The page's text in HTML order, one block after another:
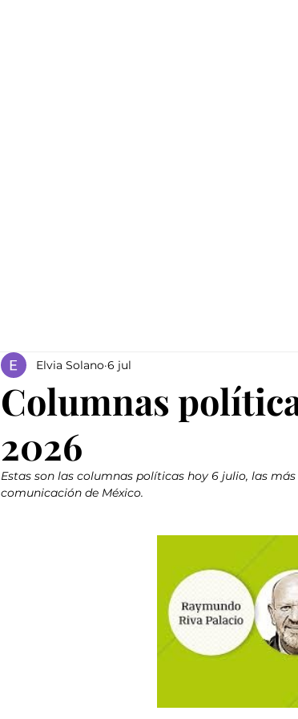
Columnas
2026
Elvia Solano 6 jul
Estas son las columnas políticas hoy 6 julio, las
comunicación de México.